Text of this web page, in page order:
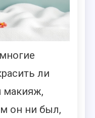
ли
макияж,
он ни был,